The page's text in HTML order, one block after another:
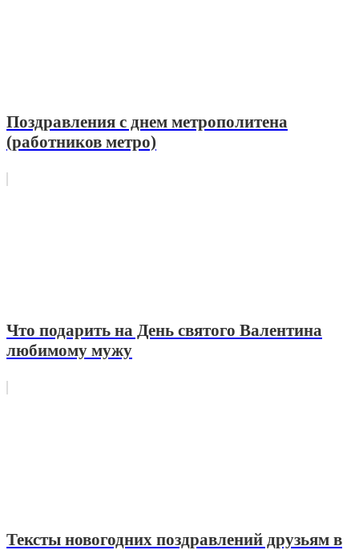
Поздравления с днем метрополитена
(работников метро)
Что подарить на День святого Валентина
любимому мужу
Тексты новогодних поздравлений друзьям в